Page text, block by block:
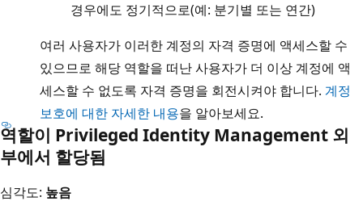
경우에도 정기적으로(예: 분기별 또는 연간)
여러 사용자가 이러한 계정의 자격 증명에 액세스할 수
있으므로 해당 역할을 떠난 사용자가 더 이상 계정에 액
세스할 수 없도록 자격 증명을 회전시켜야 합니다. 계정
보호에 대한 자세한 내용을 알아보세요.
역할이 Privileged Identity Management 외
부에서 할당됨
심각도: 높음